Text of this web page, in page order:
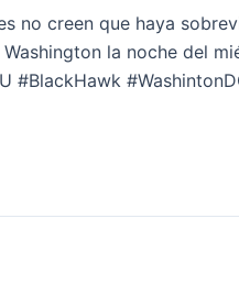
no creen que haya
la noche del
#BlackHawk